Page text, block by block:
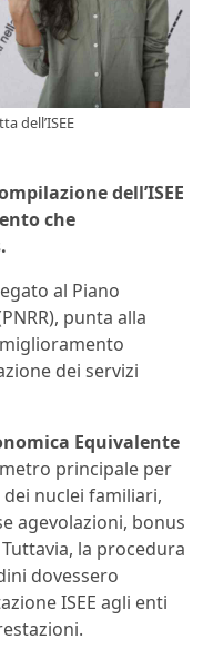
dell’ISEE
dell’ISEE
che
al Piano
punta alla
dei servizi
Equivalente
principale per
nuclei familiari,
agevolazioni, bonus
la procedura
dovessero
ISEE agli enti